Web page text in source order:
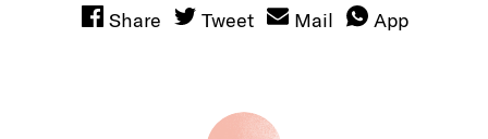
Share Tweet Mail App